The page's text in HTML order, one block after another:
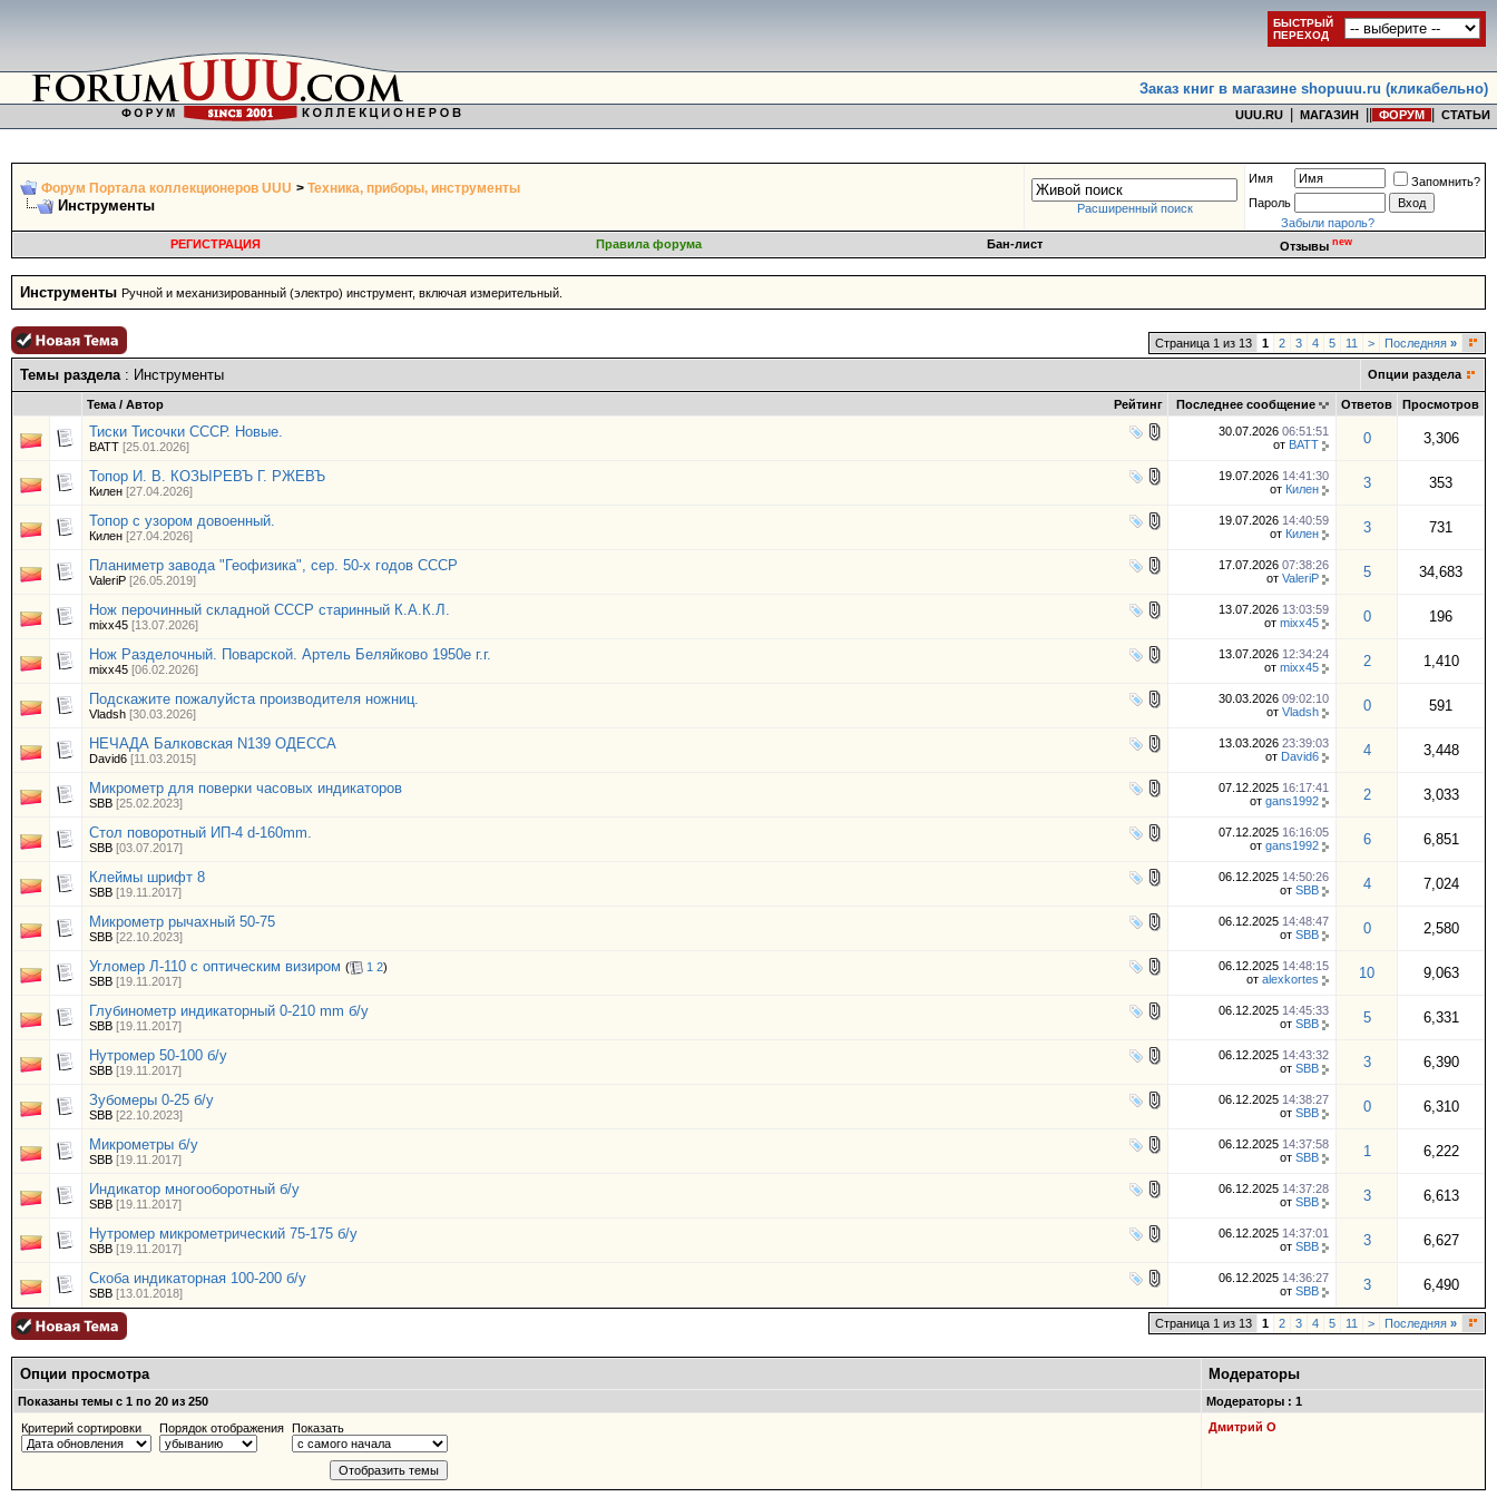
БЫСТРЫЙ
ПЕРЕХОД
Заказ книг в магазине shopuuu.ru (кликабельно)
UUU.RU МАГАЗИН ФОРУМ СТАТЬИ
Форум Портала коллекционеров UUU > Техника, приборы, инструменты
Инструменты Расширенный поиск
Имя
Запомнить?
Пароль
Забыли пароль?
РЕГИСТРАЦИЯ
Правила форума Бан-лист Отзывы new
Инструменты Ручной и механизированный (электро) инструмент, включая измерительный.
Страница 1 из 13 1 2 3 4 5 11 > Последняя »
Темы раздела: Инструменты Опции раздела
Рейтинг
Тема / Автор Последнее сообщение Ответов Просмотров
Тиски Тисочки СССР. Новые.
BATT [25.01.2026]
30.07.2026 06:51:51
от BATT 0 3,306
Топор И. В. КОЗЫРЕВЪ Г. РЖЕВЪ
Килен [27.04.2026]
19.07.2026 14:41:30
от Килен 3 353
Топор с узором довоенный.
Килен [27.04.2026]
19.07.2026 14:40:59
от Килен 3 731
Планиметр завода "Геофизика", сер. 50-х годов СССР
ValeriP [26.05.2019]
17.07.2026 07:38:26
от ValeriP 5 34,683
Нож перочинный складной СССР старинный К.А.К.Л.
mixx45 [13.07.2026]
13.07.2026 13:03:59
от mixx45 0 196
Нож Разделочный. Поварской. Артель Беляйково 1950е г.г.
mixx45 [06.02.2026]
13.07.2026 12:34:24
от mixx45 2 1,410
Подскажите пожалуйста производителя ножниц.
Vladsh [30.03.2026]
30.03.2026 09:02:10
от Vladsh 0 591
НЕЧАДА Балковская N139 ОДЕССА
David6 [11.03.2015]
13.03.2026 23:39:03
от David6 4 3,448
Микрометр для поверки часовых индикаторов
SBB [25.02.2023]
07.12.2025 16:17:41
от gans1992 2 3,033
Стол поворотный ИП-4 d-160mm.
SBB [03.07.2017]
07.12.2025 16:16:05
от gans1992 6 6,851
Клеймы шрифт 8
SBB [19.11.2017]
06.12.2025 14:50:26
от SBB 4 7,024
Микрометр рычахный 50-75
SBB [22.10.2023]
06.12.2025 14:48:47
от SBB 0 2,580
Угломер Л-110 с оптическим визиром ( 1 2)
SBB [19.11.2017]
06.12.2025 14:48:15
от alexkortes 10 9,063
Глубинометр индикаторный 0-210 mm б/у
SBB [19.11.2017]
06.12.2025 14:45:33
от SBB 5 6,331
Нутромер 50-100 б/у
SBB [19.11.2017]
06.12.2025 14:43:32
от SBB 3 6,390
Зубомеры 0-25 б/у
SBB [22.10.2023]
06.12.2025 14:38:27
от SBB 0 6,310
Микрометры б/у
SBB [19.11.2017]
06.12.2025 14:37:58
от SBB 1 6,222
Индикатор многооборотный б/у
SBB [19.11.2017]
06.12.2025 14:37:28
от SBB 3 6,613
Нутромер микрометрический 75-175 б/у
SBB [19.11.2017]
06.12.2025 14:37:01
от SBB 3 6,627
Скоба индикаторная 100-200 б/у
SBB [13.01.2018]
06.12.2025 14:36:27
от SBB 3 6,490
Страница 1 из 13 1 2 3 4 5 11 > Последняя »
Опции просмотра Модераторы
Показаны темы с 1 по 20 из 250
Модераторы : 1
Критерий сортировки
Порядок отображения Показать Дмитрий О